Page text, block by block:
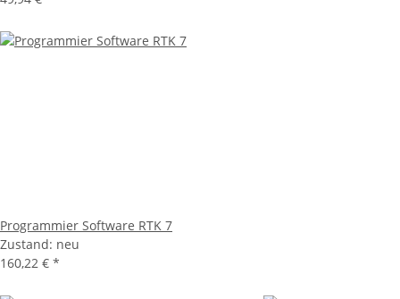
Programmier Software RTK 7
Zustand: neu
160,22 € *